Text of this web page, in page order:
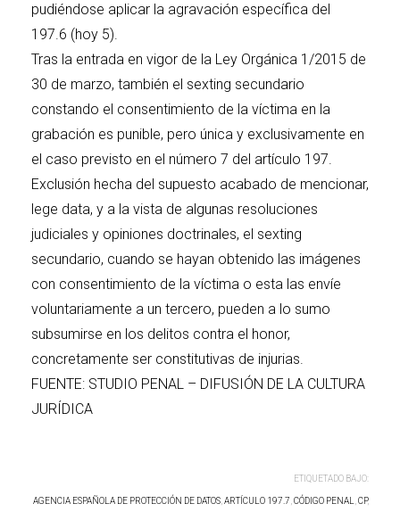
pudiéndose aplicar la agravación específica del
197.6 (hoy 5).
Tras la entrada en vigor de la Ley Orgánica 1/2015 de
30 de marzo, también el sexting secundario
constando el consentimiento de la víctima en la
grabación es punible, pero única y exclusivamente en
el caso previsto en el número 7 del artículo 197.
Exclusión hecha del supuesto acabado de mencionar,
lege data, y a la vista de algunas resoluciones
judiciales y opiniones doctrinales, el sexting
secundario, cuando se hayan obtenido las imágenes
con consentimiento de la víctima o esta las envíe
voluntariamente a un tercero, pueden a lo sumo
subsumirse en los delitos contra el honor,
concretamente ser constitutivas de injurias.
FUENTE: STUDIO PENAL – DIFUSIÓN DE LA CULTURA
JURÍDICA
ETIQUETADO BAJO:
AGENCIA ESPAÑOLA DE PROTECCIÓN DE DATOS ARTÍCULO 197.7 CÓDIGO PENAL CP,